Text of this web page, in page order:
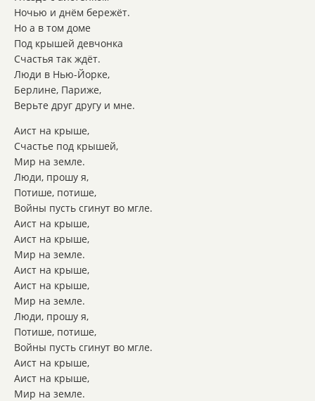
Ночью и днём бережёт.
Но а в том доме
Под крышей девчонка
Счастья так ждёт.
Люди в Нью-Йорке,
Берлине, Париже,
Верьте друг другу и мне.
Аист на крыше,
Счастье под крышей,
Мир на земле.
Люди, прошу я,
Потише, потише,
Войны пусть сгинут во мгле.
Аист на крыше,
Аист на крыше,
Мир на земле.
Аист на крыше,
Аист на крыше,
Мир на земле.
Люди, прошу я,
Потише, потише,
Войны пусть сгинут во мгле.
Аист на крыше,
Аист на крыше,
Мир на земле.